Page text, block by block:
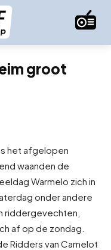
groot
het afgelopen
waanden de
Warmelo zich in
onder andere
riddergevechten,
af op de zondag.
Ridders van Camelot